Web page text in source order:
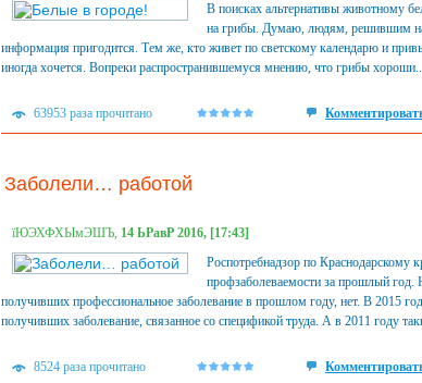
В поисках альтернативы животному
на грибы. Думаю, людям, решившим на
информация пригодится. Тем же, кто живет по светскому календарю и
иногда хочется. Вопреки распространившемуся мнению, что грибы
63953 раза прочитано
Заболели… работой
їЮЭХФХЫмЭШЪ, 14 ЬРавР 2016, [17:43]
Роспотребнадзор по Краснодарскому
профзаболеваемости за прошлый год.
получивших профессиональное заболевание в прошлом году, нет. В 2015
получивших заболевание, связанное со спецификой труда. А в 2011 году
8524 раза прочитано